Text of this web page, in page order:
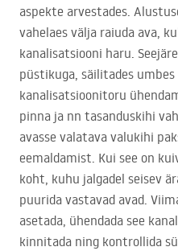
aspekte arvestades.
vahelaes välja raiuda ava,
kanalisatsiooni haru.
püstikuga, säilitades
kanalisatsioonitoru
pinna ja nn tasanduskihi
avasse valatava valukihi
eemaldamist. Kui see on
koht, kuhu jalgadel seisev
puurida vastavad avad.
asetada, ühendada see
kinnitada ning kontrollida